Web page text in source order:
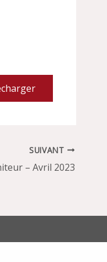
SUIVANT
– Avril 2023